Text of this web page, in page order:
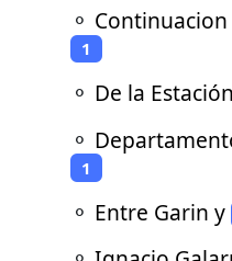
⚬
1
⚬ De la Estación
⚬
1
⚬ Entre Garin y